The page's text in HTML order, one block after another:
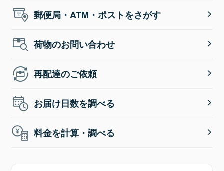
郵便局・ATM・ポストをさがす
荷物のお問い合わせ
再配達のご依頼
お届け日数を調べる
料金を計算・調べる